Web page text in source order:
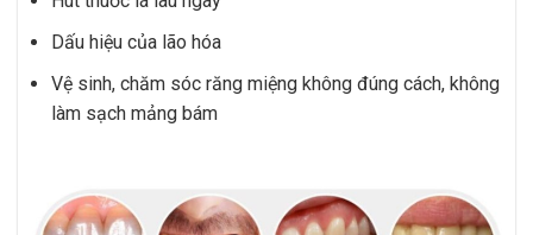
Dấu hiệu của lão hóa
Vệ sinh, chăm sóc răng miệng không đúng cách, không
làm sạch mảng bám